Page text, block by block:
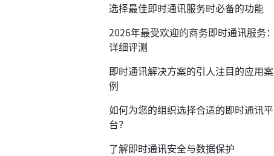
选择最佳即时通讯服务时必备的功能
2026年最受欢迎的商务即时通讯服务：
详细评测
即时通讯解决方案的引人注目的应用案
例
如何为您的组织选择合适的即时通讯平
台？
了解即时通讯安全与数据保护